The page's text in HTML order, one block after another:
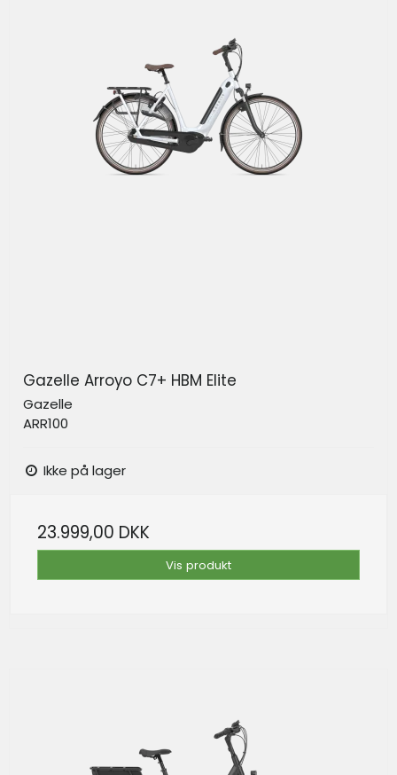
Gazelle Arroyo C7+ HBM Elite
Gazelle
ARR100
Ikke på lager
23.999,00 DKK
Vis produkt